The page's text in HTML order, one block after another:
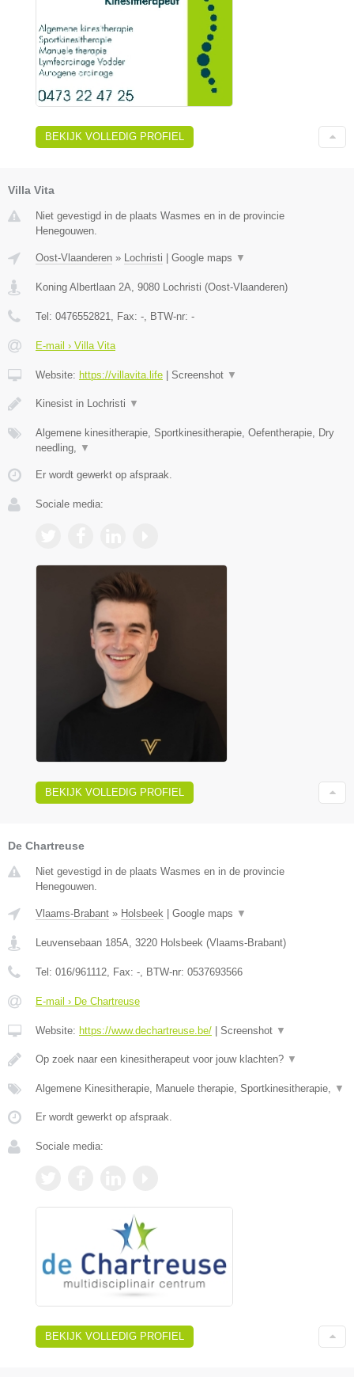
BEKIJK VOLLEDIG PROFIEL
Villa Vita
Niet gevestigd in de plaats Wasmes en in de provincie
Henegouwen.
Oost-Vlaanderen » Lochristi Google maps ▼
Koning Albertlaan 2A, 9080 Lochristi (Oost-Vlaanderen)
Tel: 0476552821, Fax: -, BTW-nr: -
E-mail › Villa Vita
Website: https://villavita.life Screenshot ▼
Kinesist in Lochristi ▼
Algemene kinesitherapie, Sportkinesitherapie, Oefentherapie, Dry
needling, ▼
Er wordt gewerkt op afspraak.
Sociale media:
BEKIJK VOLLEDIG PROFIEL
De Chartreuse
Niet gevestigd in de plaats Wasmes en in de provincie
Henegouwen.
Vlaams-Brabant » Holsbeek Google maps ▼
Leuvensebaan 185A 3220 Holsbeek (Vlaams-Brabant)
Tel: 016/961112 , Fax: - , BTW-nr: 0537693566
E-mail › De Chartreuse
Website: https://www.dechartreuse.be/ Screenshot ▼
Op zoek naar een kinesitherapeut voor jouw klachten? ▼
Algemene Kinesitherapie, Manuele therapie, Sportkinesitherapie, ▼
Er wordt gewerkt op afspraak.
Sociale media:
BEKIJK VOLLEDIG PROFIEL